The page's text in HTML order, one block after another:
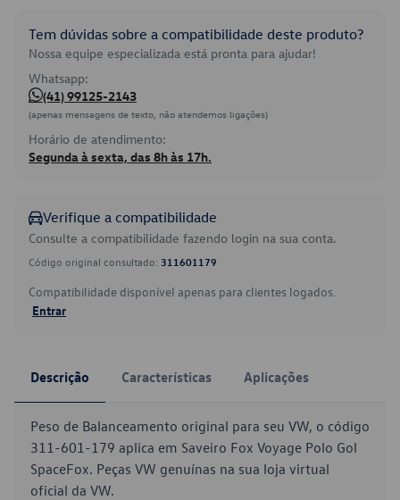
Tem dúvidas sobre a compatibilidade deste produto?
Nossa equipe especializada está pronta para ajudar!
Whatsapp:
(41) 99125-2143
(apenas mensagens de texto, não atendemos ligações)
Horário de atendimento:
Segunda à sexta, das 8h às 17h.
Verifique a compatibilidade
Consulte a compatibilidade fazendo login na sua conta.
Código original consultado: 311601179
Compatibilidade disponível apenas para clientes logados.
Entrar
Descrição Características Aplicações
Peso de Balanceamento original para seu VW, o código
311-601-179 aplica em Saveiro Fox Voyage Polo Gol
SpaceFox. Peças VW genuínas na sua loja virtual
oficial da VW.